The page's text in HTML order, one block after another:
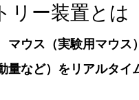
リー装置とは
マウス（実験用マウス
など）をリアルタイ